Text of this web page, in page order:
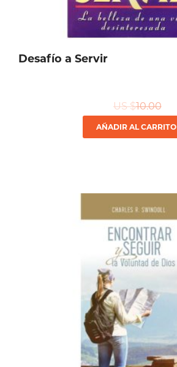
Desafío a Servir
US $10.00
AÑADIR AL CARRITO